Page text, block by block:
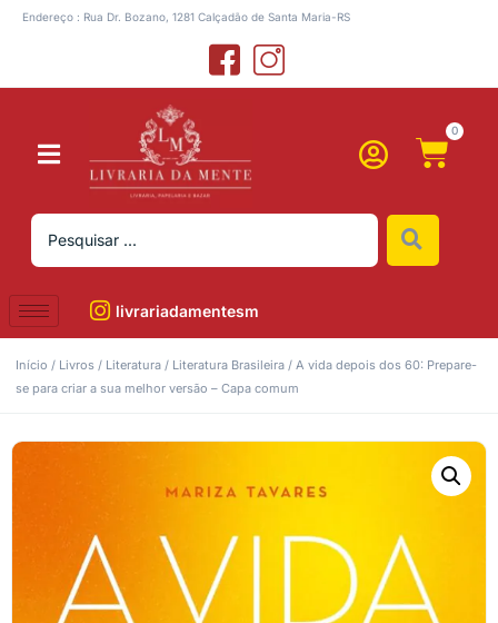
Endereço : Rua Dr. Bozano, 1281 Calçadão de Santa Maria-RS
0
livrariadamentesm
Início / Livros / Literatura / Literatura Brasileira / A vida depois dos 60: Prepare-
se para criar a sua melhor versão – Capa comum